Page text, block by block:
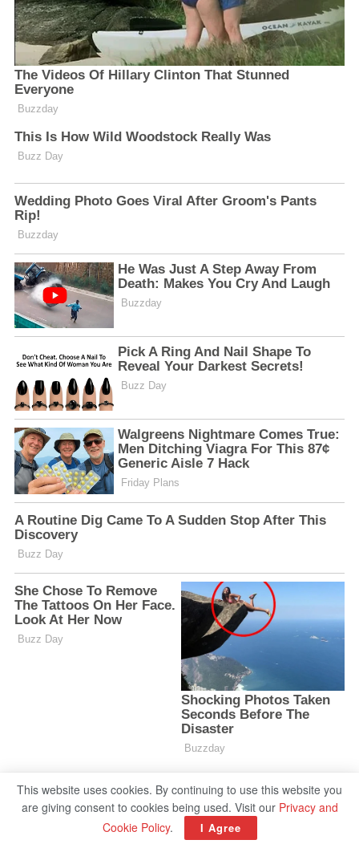
This website uses cookies. By continuing to use this website you
are giving consent to cookies being used. Visit our Privacy and
Cookie Policy. I Agree